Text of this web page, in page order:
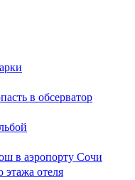
в обсерватор
в аэропорту Сочи
этажа отеля